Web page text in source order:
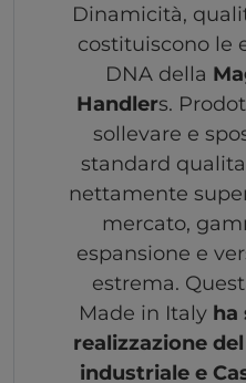
Dinamicità,
costituiscono le
DNA della
Handlers.
sollevare e
standard
nettamente
mercato,
espansione e
estrema.
Made in Italy ha
realizzazione
industriale e